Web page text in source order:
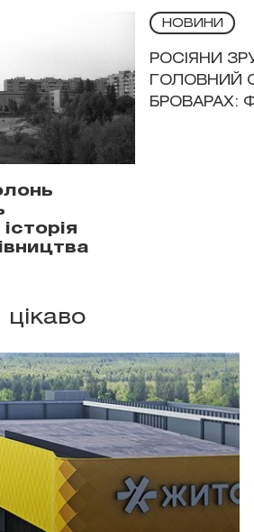
НОВИНИ
РОСІЯНИ
ГОЛОВНИЙ
БРОВАРАХ: